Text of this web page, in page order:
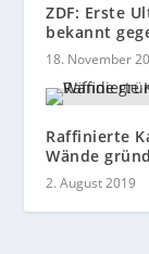
ZDF: Erste
bekannt
18. November
Raffinierte
Wände
2. August 2019